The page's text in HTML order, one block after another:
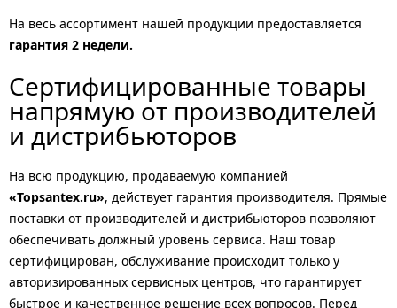
На весь ассортимент нашей продукции предоставляется
гарантия 2 недели.
Сертифицированные товары
напрямую от производителей
и дистрибьюторов
На всю продукцию, продаваемую компанией
«Topsantex.ru», действует гарантия производителя. Прямые
поставки от производителей и дистрибьюторов позволяют
обеспечивать должный уровень сервиса. Наш товар
сертифицирован, обслуживание происходит только у
авторизированных сервисных центров, что гарантирует
быстрое и качественное решение всех вопросов. Перед